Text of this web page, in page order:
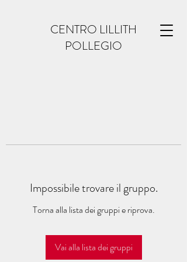
CENTRO LILLITH
POLLEGIO
Impossibile trovare il gruppo.
Torna alla lista dei gruppi e riprova.
Vai alla lista dei gruppi